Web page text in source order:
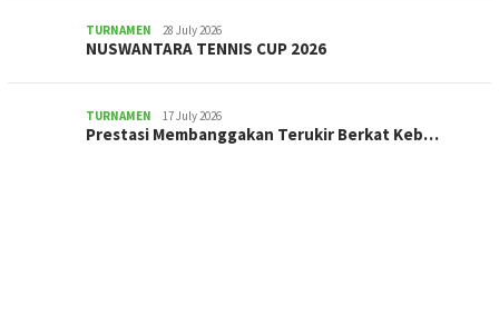
TURNAMEN 28 July 2026
NUSWANTARA TENNIS CUP 2026
TURNAMEN 17 July 2026
Prestasi Membanggakan Terukir Berkat Keb…